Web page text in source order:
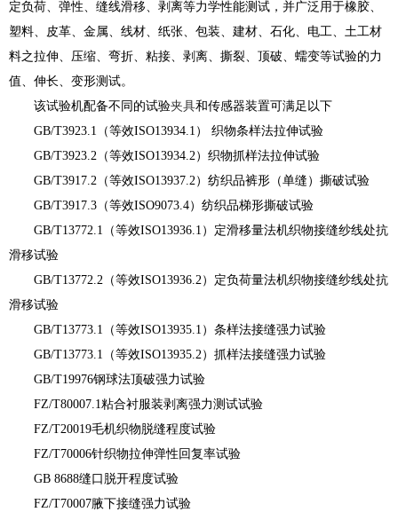
定负荷、弹性、缝线滑移、剥离等力学性能测试，并广泛用于橡胶、
塑料、皮革、金属、线材、纸张、包装、建材、石化、电工、土工材
料之拉伸、压缩、弯折、粘接、剥离、撕裂、顶破、蠕变等试验的力
值、伸长、变形测试。
该试验机配备不同的试验夹具和传感器装置可满足以下
GB/T3923.1（等效ISO13934.1） 织物条样法拉伸试验
GB/T3923.2（等效ISO13934.2）织物抓样法拉伸试验
GB/T3917.2（等效ISO13937.2）纺织品裤形（单缝）撕破试验
GB/T3917.3（等效ISO9073.4）纺织品梯形撕破试验
GB/T13772.1（等效ISO13936.1）定滑移量法机织物接缝纱线处抗
滑移试验
GB/T13772.2（等效ISO13936.2）定负荷量法机织物接缝纱线处抗
滑移试验
GB/T13773.1（等效ISO13935.1）条样法接缝强力试验
GB/T13773.1（等效ISO13935.2）抓样法接缝强力试验
GB/T19976钢球法顶破强力试验
FZ/T80007.1粘合衬服装剥离强力测试试验
FZ/T20019毛机织物脱缝程度试验
FZ/T70006针织物拉伸弹性回复率试验
GB 8688缝口脱开程度试验
FZ/T70007腋下接缝强力试验